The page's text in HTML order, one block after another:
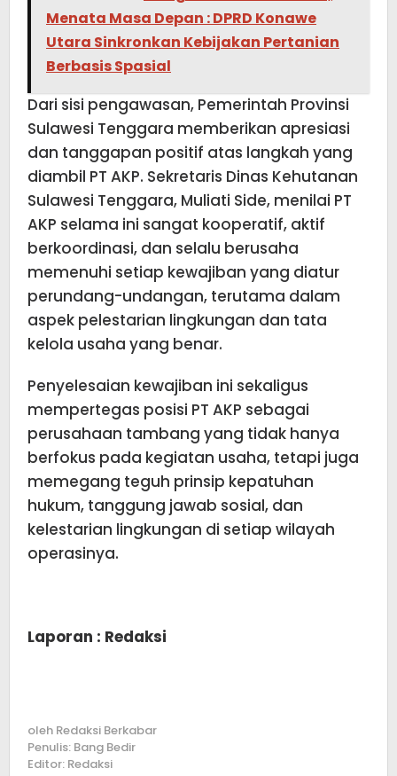
Menata Masa Depan : DPRD Konawe
Utara Sinkronkan Kebijakan Pertanian
Berbasis Spasial
Dari sisi pengawasan, Pemerintah Provinsi
Sulawesi Tenggara memberikan apresiasi
dan tanggapan positif atas langkah yang
diambil PT AKP. Sekretaris Dinas Kehutanan
Sulawesi Tenggara, Muliati Side, menilai PT
AKP selama ini sangat kooperatif, aktif
berkoordinasi, dan selalu berusaha
memenuhi setiap kewajiban yang diatur
perundang-undangan, terutama dalam
aspek pelestarian lingkungan dan tata
kelola usaha yang benar.
Penyelesaian kewajiban ini sekaligus
mempertegas posisi PT AKP sebagai
perusahaan tambang yang tidak hanya
berfokus pada kegiatan usaha, tetapi juga
memegang teguh prinsip kepatuhan
hukum, tanggung jawab sosial, dan
kelestarian lingkungan di setiap wilayah
operasinya.
Laporan : Redaksi
oleh Redaksi Berkabar
Penulis: Bang Bedir
Editor: Redaksi